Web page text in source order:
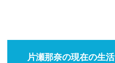
片瀬那奈の現在の生活